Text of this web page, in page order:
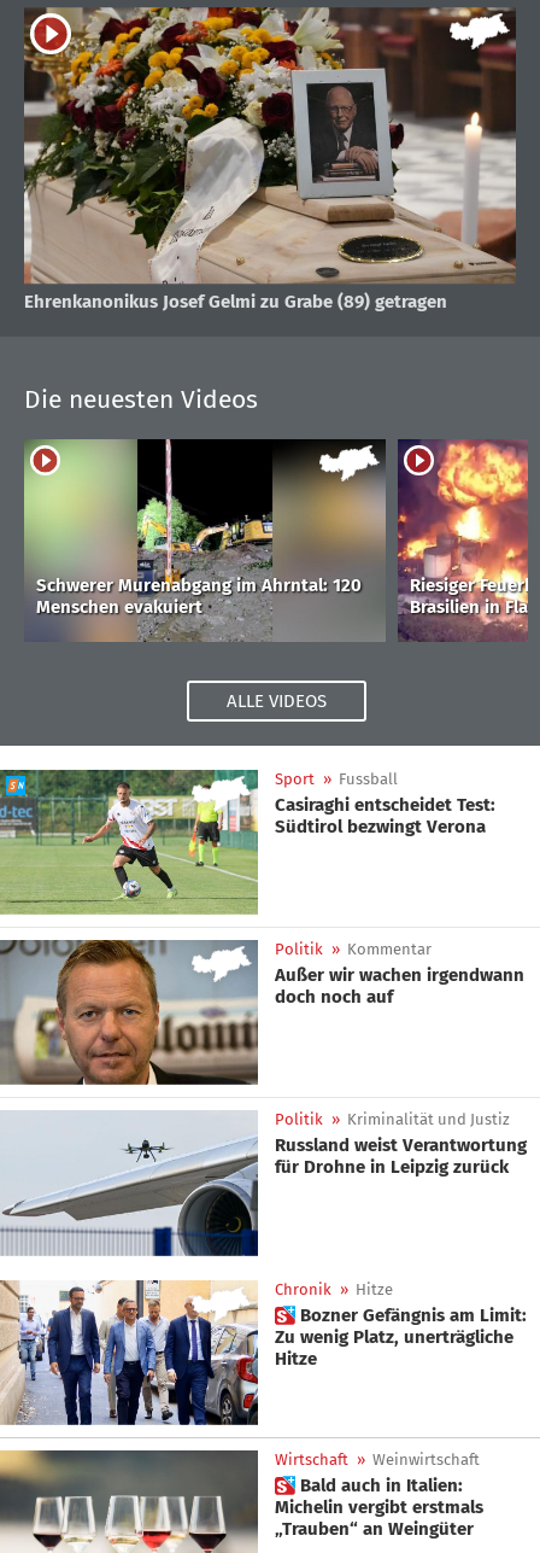
Ehrenkanonikus Josef Gelmi zu Grabe (89) getragen
Die neuesten Videos
Schwerer Murenabgang im Ahrntal: 120
Menschen evakuiert
Riesiger
Brasilien in
ALLE VIDEOS
Sport » Fussball
Casiraghi entscheidet Test:
Südtirol bezwingt Verona
Politik » Kommentar
Außer wir wachen irgendwann
doch noch auf
Politik » Kriminalität und Justiz
Russland weist Verantwortung
für Drohne in Leipzig zurück
Chronik » Hitze
 Bozner Gefängnis am Limit:
Zu wenig Platz, unerträgliche
Hitze
Wirtschaft » Weinwirtschaft
 Bald auch in Italien:
Michelin vergibt erstmals
„Trauben“ an Weingüter